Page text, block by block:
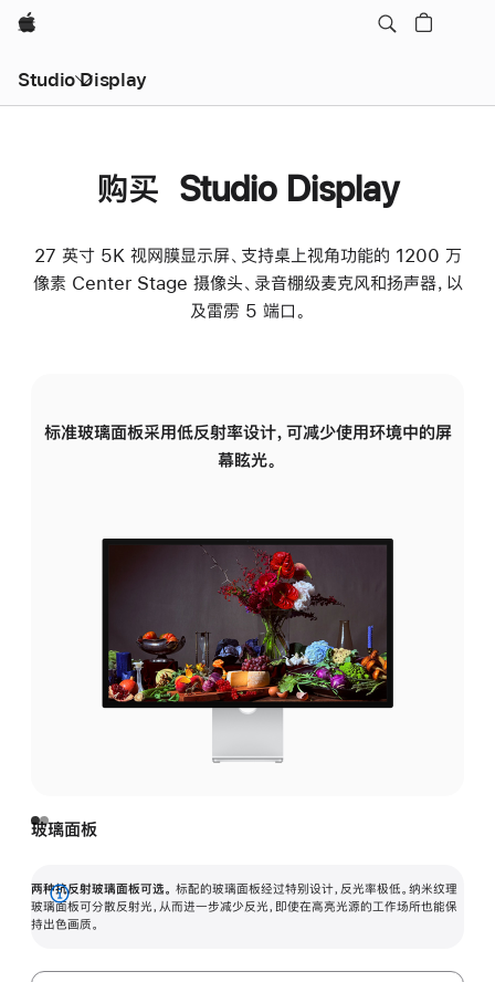
Apple
Studio Display
购买 Studio Display
27 英寸 5K 视网膜显示屏、支持桌上视角功能的 1200 万
像素 Center Stage 摄像头、录音棚级麦克风和扬声器，以
及雷雳 5 端口。
标准玻璃面板采用低反射率设计，可减少使用环境中的屏
幕眩光。
玻璃面板
两种抗反射玻璃面板可选。 标配的玻璃面板经过特别设计，反光率极低。纳米纹理
玻璃面板可分散反射光，从而进一步减少反光，即使在高亮光源的工作场所也能保
持出色画质。
展
开